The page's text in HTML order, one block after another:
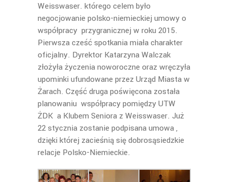
Weisswaser. którego celem było
negocjowanie polsko-niemieckiej umowy o
współpracy przygranicznej w roku 2015.
Pierwsza cześć spotkania miała charakter
oficjalny. Dyrektor Katarzyna Walczak
złożyła życzenia noworoczne oraz wręczyła
upominki ufundowane przez Urząd Miasta w
Żarach. Część druga poświęcona została
planowaniu współpracy pomiędzy UTW
ŻDK a Klubem Seniora z Weisswaser. Już
22 stycznia zostanie podpisana umowa ,
dzięki której zacieśnią się dobrosąsiedzkie
relacje Polsko-Niemieckie.